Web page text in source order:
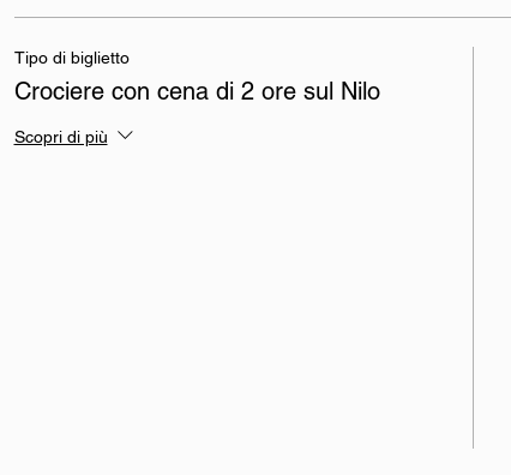
Tipo di biglietto
Crociere con cena di 2 ore sul Nilo
Scopri di più